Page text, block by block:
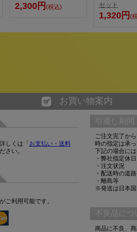
2,300円 (税込)
セット
1,320円 (